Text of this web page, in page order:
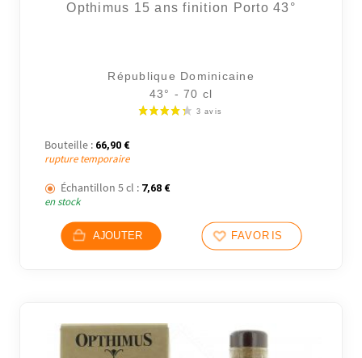
Opthimus 15 ans finition Porto 43°
République Dominicaine
43° - 70 cl
Bouteille : 66,90 €
rupture temporaire
Échantillon 5 cl : 7,68 €
en stock
AJOUTER FAVORIS